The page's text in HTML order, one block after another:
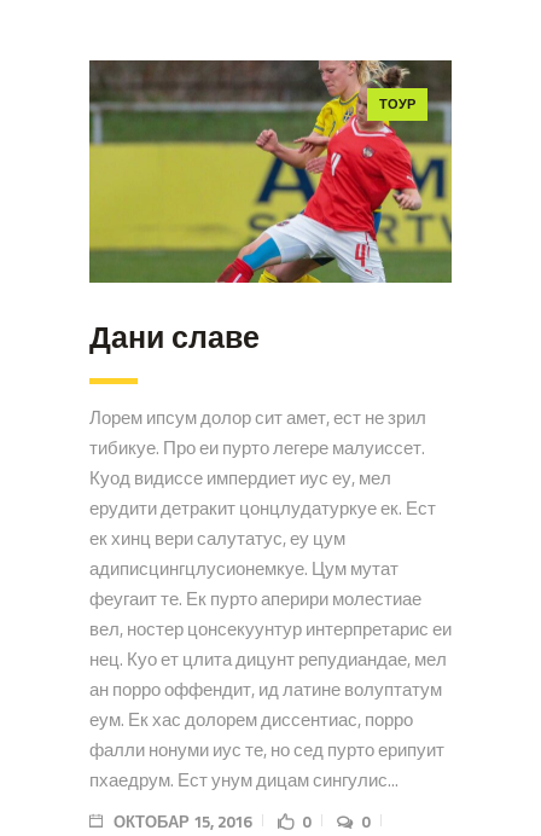
ТОУР
Дани славе
Лорем ипсум долор сит амет, ест не зрил
тибикуе. Про еи пурто легере малуиссет.
Куод видиссе импердиет иус еу, мел
ерудити детракит цонцлудатуркуе ек. Ест
ек хинц вери салутатус, еу цум
адиписцингцлусионемкуе. Цум мутат
феугаит те. Ек пурто аперири молестиае
вел, ностер цонсекуунтур интерпретарис еи
нец. Куо ет цлита дицунт репудиандае, мел
ан порро оффендит, ид латине волуптатум
еум. Ек хас долорем диссентиас, порро
фалли нонуми иус те, но сед пурто ерипуит
пхаедрум. Ест унум дицам сингулис...
ОКТОБАР 15, 2016 0 0